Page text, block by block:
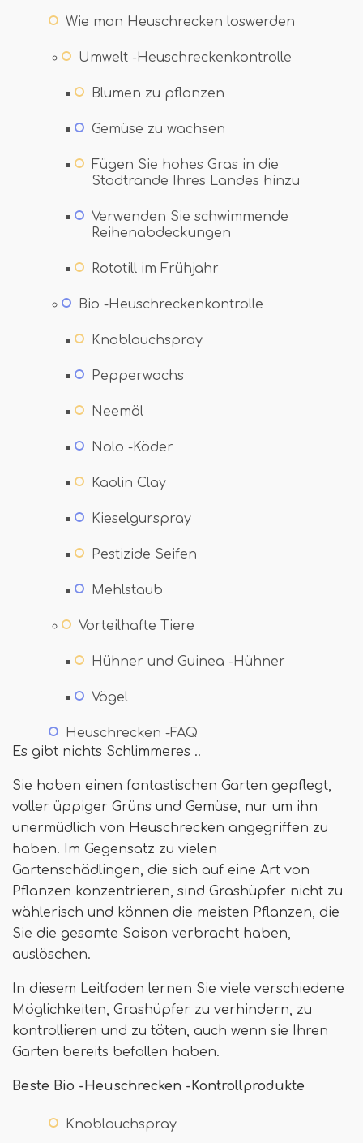
Wie man Heuschrecken loswerden
Umwelt -Heuschreckenkontrolle
Blumen zu pflanzen
Gemüse zu wachsen
Fügen Sie hohes Gras in die
Stadtrande Ihres Landes hinzu
Verwenden Sie schwimmende
Reihenabdeckungen
Rototill im Frühjahr
Bio -Heuschreckenkontrolle
Knoblauchspray
Pepperwachs
Neemöl
Nolo -Köder
Kaolin Clay
Kieselgurspray
Pestizide Seifen
Mehlstaub
Vorteilhafte Tiere
Hühner und Guinea -Hühner
Vögel
Heuschrecken -FAQ
Es gibt nichts Schlimmeres ..
Sie haben einen fantastischen Garten gepflegt,
voller üppiger Grüns und Gemüse, nur um ihn
unermüdlich von Heuschrecken angegriffen zu
haben. Im Gegensatz zu vielen
Gartenschädlingen, die sich auf eine Art von
Pflanzen konzentrieren, sind Grashüpfer nicht zu
wählerisch und können die meisten Pflanzen, die
Sie die gesamte Saison verbracht haben,
auslöschen.
In diesem Leitfaden lernen Sie viele verschiedene
Möglichkeiten, Grashüpfer zu verhindern, zu
kontrollieren und zu töten, auch wenn sie Ihren
Garten bereits befallen haben.
Beste Bio -Heuschrecken -Kontrollprodukte
Knoblauchspray